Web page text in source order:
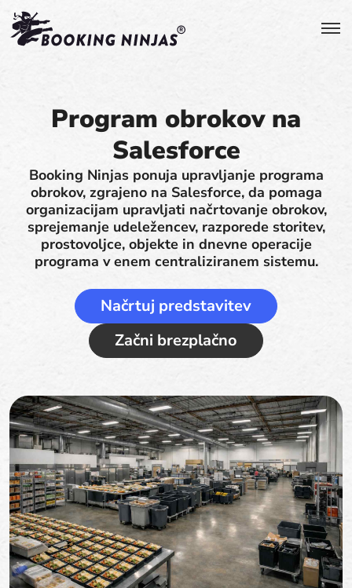
Program obrokov na
Salesforce
Booking Ninjas ponuja upravljanje programa
obrokov, zgrajeno na Salesforce, da pomaga
organizacijam upravljati načrtovanje obrokov,
sprejemanje udeležencev, razporede storitev,
prostovoljce, objekte in dnevne operacije
programa v enem centraliziranem sistemu.
Načrtuj predstavitev
Začni brezplačno